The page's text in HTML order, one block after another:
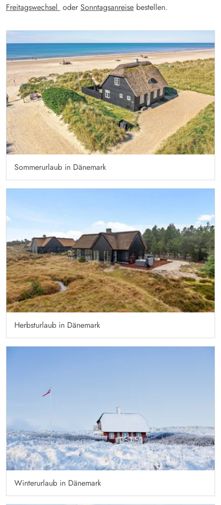
Freitagswechsel oder Sonntagsanreise bestellen.
Sommerurlaub in Dänemark
Herbsturlaub in Dänemark
Winterurlaub in Dänemark